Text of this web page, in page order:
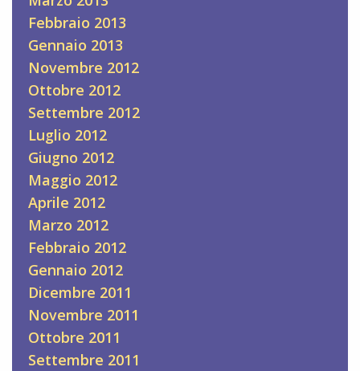
Febbraio 2013
Gennaio 2013
Novembre 2012
Ottobre 2012
Settembre 2012
Luglio 2012
Giugno 2012
Maggio 2012
Aprile 2012
Marzo 2012
Febbraio 2012
Gennaio 2012
Dicembre 2011
Novembre 2011
Ottobre 2011
Settembre 2011